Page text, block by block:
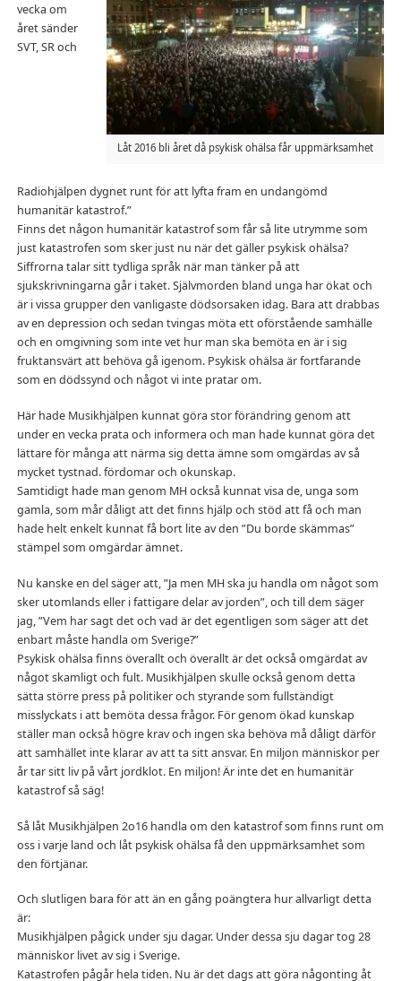
Låt 2016 bli året då psykisk ohälsa får uppmärksamhet
vecka om
året sänder
SVT, SR och
Radiohjälpen dygnet runt för att lyfta fram en undangömd
humanitär katastrof.”
Finns det någon humanitär katastrof som får så lite utrymme som
just katastrofen som sker just nu när det gäller psykisk ohälsa?
Siffrorna talar sitt tydliga språk när man tänker på att
sjukskrivningarna går i taket. Självmorden bland unga har ökat och
är i vissa grupper den vanligaste dödsorsaken idag. Bara att drabbas
av en depression och sedan tvingas möta ett oförstående samhälle
och en omgivning som inte vet hur man ska bemöta en är i sig
fruktansvärt att behöva gå igenom. Psykisk ohälsa är fortfarande
som en dödssynd och något vi inte pratar om.
Här hade Musikhjälpen kunnat göra stor förändring genom att
under en vecka prata och informera och man hade kunnat göra det
lättare för många att närma sig detta ämne som omgärdas av så
mycket tystnad. fördomar och okunskap.
Samtidigt hade man genom MH också kunnat visa de, unga som
gamla, som mår dåligt att det finns hjälp och stöd att få och man
hade helt enkelt kunnat få bort lite av den ”Du borde skämmas”
stämpel som omgärdar ämnet.
Nu kanske en del säger att, ”Ja men MH ska ju handla om något som
sker utomlands eller i fattigare delar av jorden”, och till dem säger
jag, ”Vem har sagt det och vad är det egentligen som säger att det
enbart måste handla om Sverige?”
Psykisk ohälsa finns överallt och överallt är det också omgärdat av
något skamligt och fult. Musikhjälpen skulle också genom detta
sätta större press på politiker och styrande som fullständigt
misslyckats i att bemöta dessa frågor. För genom ökad kunskap
ställer man också högre krav och ingen ska behöva må dåligt därför
att samhället inte klarar av att ta sitt ansvar. En miljon människor per
år tar sitt liv på vårt jordklot. En miljon! Är inte det en humanitär
katastrof så säg!
Så låt Musikhjälpen 2o16 handla om den katastrof som finns runt om
oss i varje land och låt psykisk ohälsa få den uppmärksamhet som
den förtjänar.
Och slutligen bara för att än en gång poängtera hur allvarligt detta
är:
Musikhjälpen pågick under sju dagar. Under dessa sju dagar tog 28
människor livet av sig i Sverige.
Katastrofen pågår hela tiden. Nu är det dags att göra någonting åt